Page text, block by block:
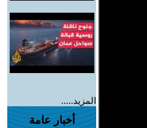
المزيد.....
أخبار عامة